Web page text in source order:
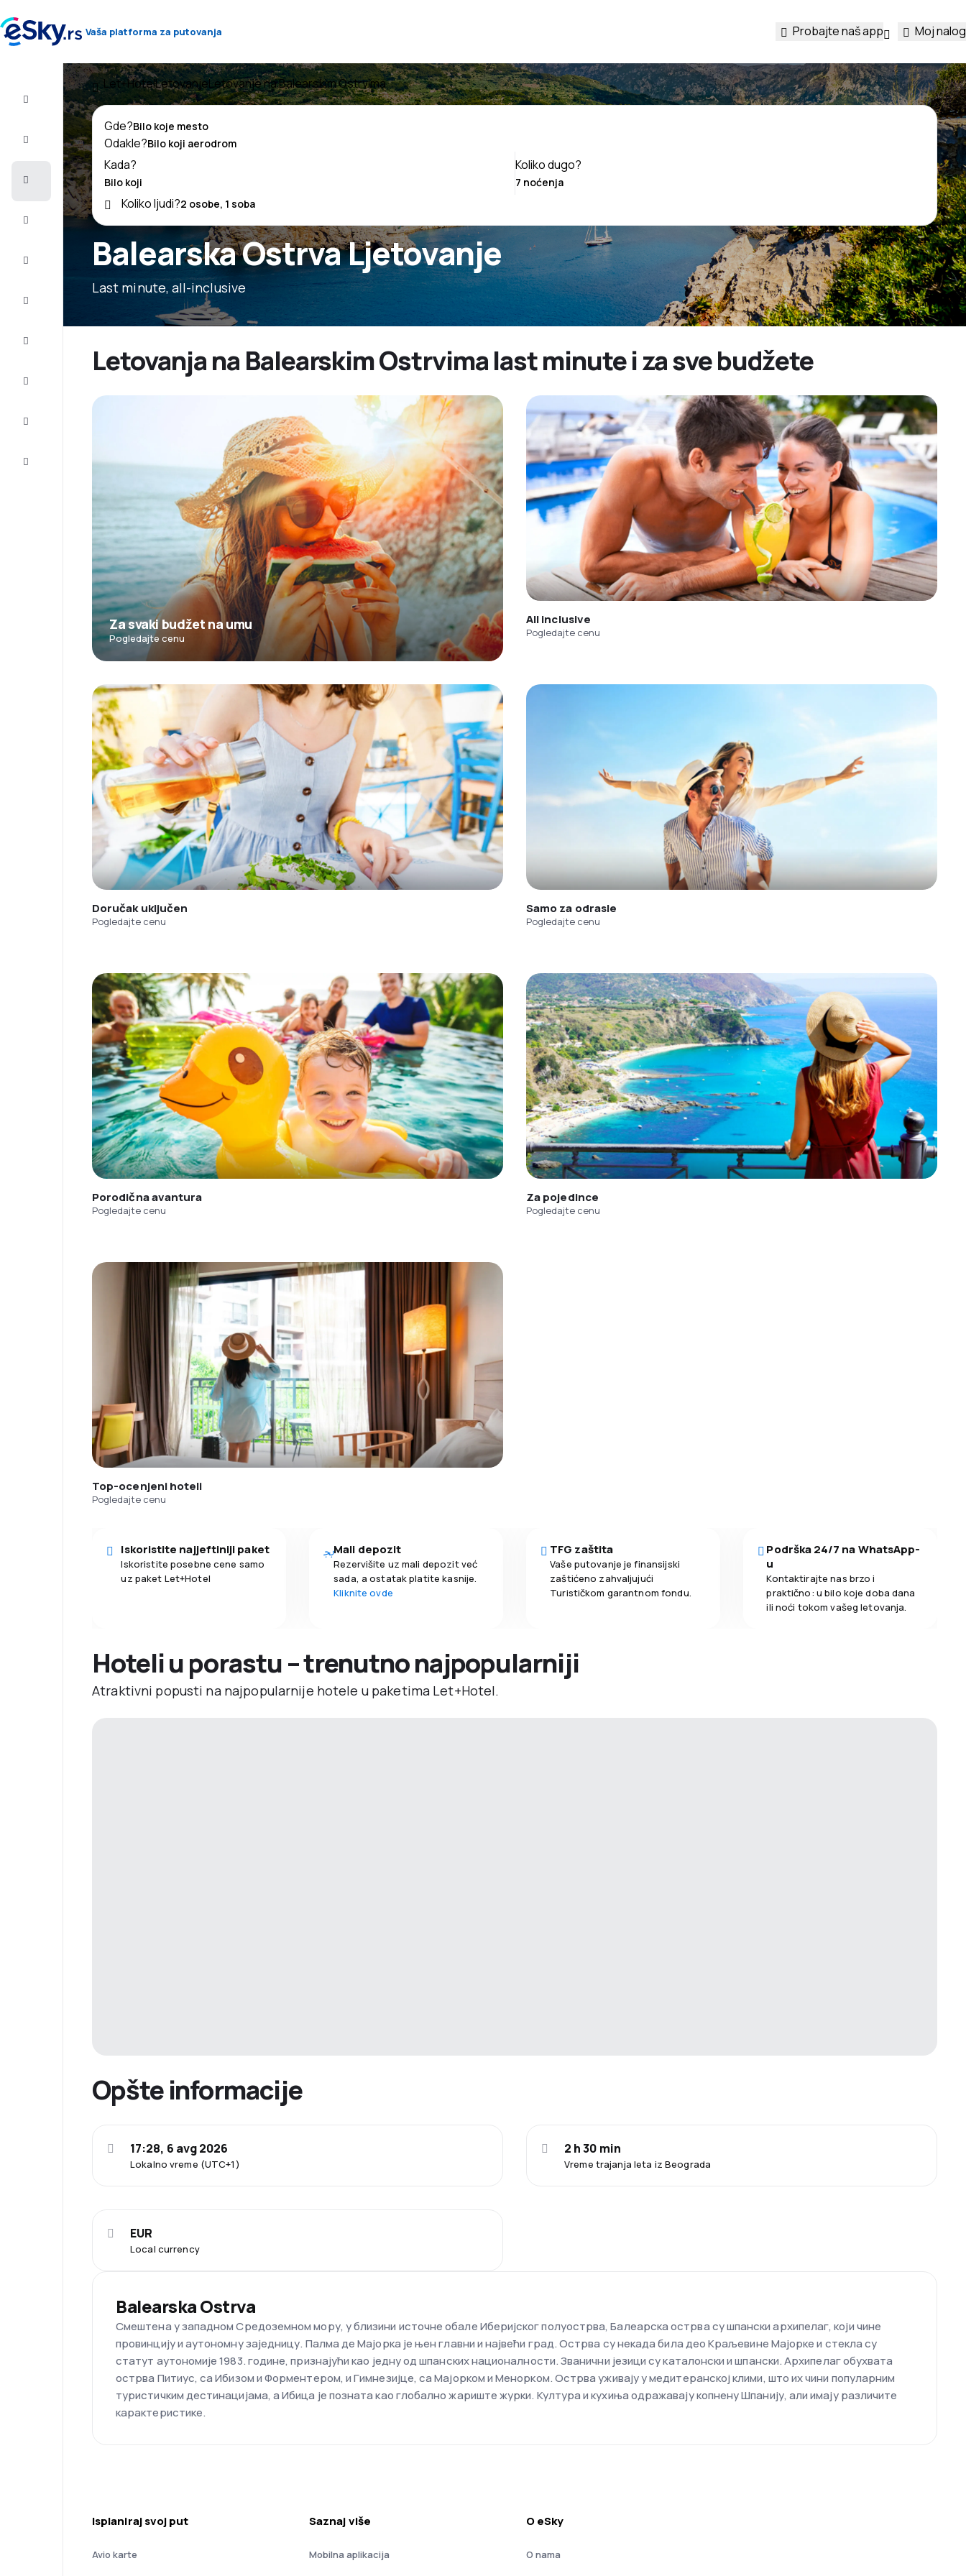
Vaša platforma za putovanja Probajte naš app Moj nalog
Let+Hotel
Letovanje
Let+HotelLetovanjeLetovanje na Balearskim Ostrvima
Balearska Ostrva Ljetovanje
Last minute, all-inclusive
Gde?
Odakle?
Kada?
Koliko dugo?
Koliko ljudi?
Letovanja na Balearskim Ostrvima last minute i za sve budžete
Za svaki budžet na umu
Pogledajte cenu
All inclusive
Pogledajte cenu
Doručak uključen
Pogledajte cenu
Samo za odrasle
Pogledajte cenu
Porodična avantura
Pogledajte cenu
Za pojedince
Pogledajte cenu
Top-ocenjeni hoteli
Pogledajte cenu
Iskoristite najjeftiniji paket
Iskoristite posebne cene samo
uz paket Let+Hotel
Mali depozit
Rezervišite uz mali depozit već
sada, a ostatak platite kasnije.
Kliknite ovde
TFG zaštita
Vaše putovanje je finansijski
zaštićeno zahvaljujući
Turističkom garantnom fondu.
Podrška 24/7 na WhatsApp-
u
Kontaktirajte nas brzo i
praktično: u bilo koje doba dana
ili noći tokom vašeg letovanja.
Hoteli u porastu – trenutno najpopularniji
Atraktivni popusti na najpopularnije hotele u paketima Let+Hotel.
Opšte informacije
Lokalno vreme (UTC+1)
17:28, 6 avg 2026
Vreme trajanja leta iz Beograda
2 h 30 min
Local currency
EUR
Balearska Ostrva
Смештена у западном Средоземном мору, у близини источне обале Иберијског полуострва, Балеарска острва су шпански архипелаг, који чине
провинцију и аутономну заједницу. Палма де Мајорка је њен главни и највећи град. Острва су некада била део Краљевине Мајорке и стекла су
статут аутономије 1983. године, признајући као једну од шпанских националности. Званични језици су каталонски и шпански. Архипелаг обухвата
острва Питиус, са Ибизом и Форментером, и Гимнезијце, са Мајорком и Менорком. Острва уживају у медитеранској клими, што их чини популарним
туристичким дестинацијама, а Ибица је позната као глобално жариште журки. Култура и кухиња одражавају копнену Шпанију, али имају различите
карактеристике.
Isplaniraj svoj put
Avio karte
Saznaj više
Mobilna aplikacija
O eSky
O nama